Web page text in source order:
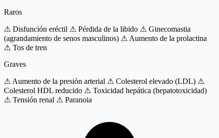
Raros
⚠ Disfunción eréctil ⚠ Pérdida de la libido ⚠ Ginecomastia
(agrandamiento de senos masculinos) ⚠ Aumento de la prolactina
⚠ Tos de tren
Graves
⚠ Aumento de la presión arterial ⚠ Colesterol elevado (LDL) ⚠
Colesterol HDL reducido ⚠ Toxicidad hepática (hepatotoxicidad)
⚠ Tensión renal ⚠ Paranoia